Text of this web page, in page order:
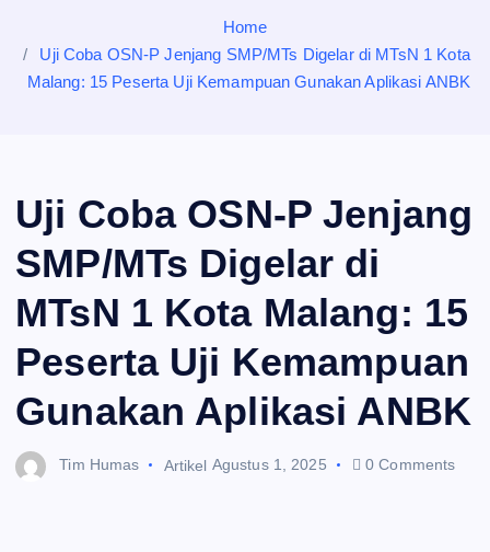
Home
Uji Coba OSN-P Jenjang SMP/MTs Digelar di MTsN 1 Kota
Malang: 15 Peserta Uji Kemampuan Gunakan Aplikasi ANBK
Uji Coba OSN-P Jenjang
SMP/MTs Digelar di
MTsN 1 Kota Malang: 15
Peserta Uji Kemampuan
Gunakan Aplikasi ANBK
Tim Humas Artikel Agustus 1, 2025 0 Comments